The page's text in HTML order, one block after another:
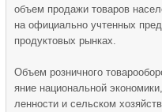
объем продажи товаров
на официально учтенных
продуктовых рынках.
Объем розничного
яние национальной
ленности и сельском